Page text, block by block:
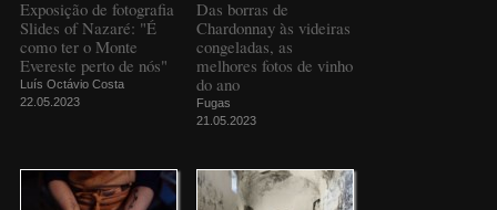
Exposição de fotografia
Slides of Nazaré: "É
como ter o Monte
Evereste perto de nós"
Luís Octávio Costa
22.05.2023
Das borras de
Chardonnay às videiras
congeladas, as
melhores fotos de vinho
do ano
Fugas
21.05.2023